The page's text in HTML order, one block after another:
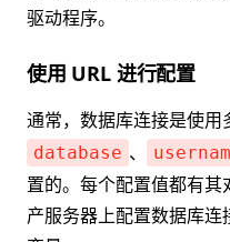
驱动程序。
使用 URL 进行配置
通常，数据库连接是使用
database 、
置的。每个配置值都有
产服务器上配置数据库